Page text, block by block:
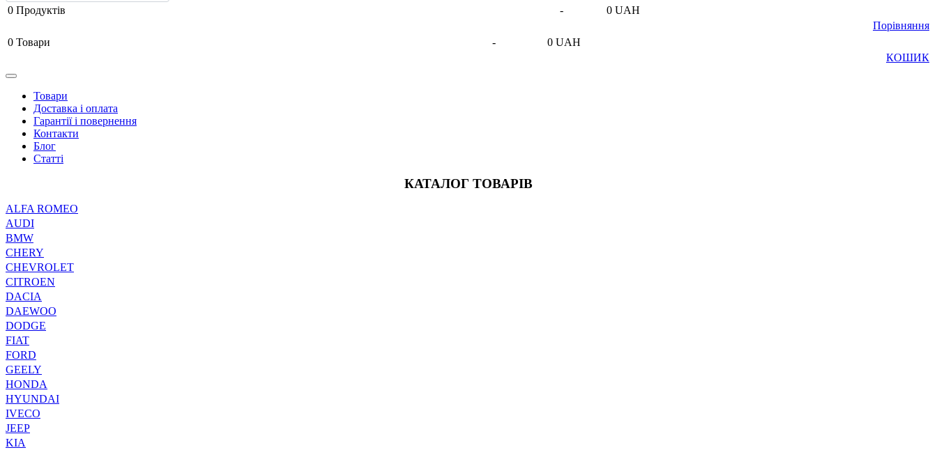
0 Продуктів -
0 UAH
Порівняння
0 Товари -
0 UAH
КОШИК
Товари
Доставка і оплата
Гарантії і повернення
Контакти
Блог
Статті
КАТАЛОГ ТОВАРІВ
ALFA ROMEO
AUDI
BMW
CHERY
CHEVROLET
CITROEN
DACIA
DAEWOO
DODGE
FIAT
FORD
GEELY
HONDA
HYUNDAI
IVECO
JEEP
KIA